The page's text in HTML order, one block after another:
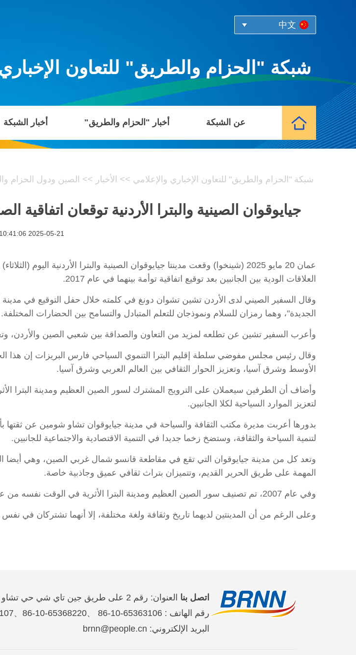
中文
شبكة "الحزام والطريق" للتعاون
عن الشبكة أخبار "الحزام والطريق" أخبار الشبكة
شبكة "الحزام والطريق" للتعاون الإخباري والإعلامي >> الأخبار >> الصين ودول الحزام
جيايوقوان الصينية والبترا الأردنية توقعان
2025-05-21 10:41:06
عمان 20 مايو 2025 (شينخوا) وقعت مدينتا جيايوقوان الصينية والبترا الأردنية
العلاقات الودية بين الجانبين بعد توقيع اتفاقية توأمة بينهما في عام 2017.
وقال السفير الصيني لدى الأردن تشين تشوان دونغ في كلمته خلال حفل التوقيع في مدينة
الجديدة"، وهما رمزان للسلام ونموذجان للتعلم المتبادل والتسامح بين الحضارات المختلفة.
وأعرب السفير تشين عن تطلعه لمزيد من التعاون والصداقة بين شعبي الصين والأردن،
وقال رئيس مجلس مفوضي سلطة إقليم البترا التنموي السياحي فارس البريزات إن هذا
الأوسط وشرق آسيا، وتعزيز الحوار الثقافي بين العالم العربي وشرق آسيا.
وأضاف أن الطرفين سيعملان على الترويج المشترك لسور الصين العظيم ومدينة البترا
لتعزيز الموارد السياحية لكلا الجانبين.
بدورها أعربت مديرة مكتب الثقافة والسياحة في مدينة جيايوقوان تشاو شومين عن
لتنمية السياحة والثقافة، وستضخ زخما جديدا في التنمية الاقتصادية والاجتماعية للجانبين.
وتعد كل من مدينة جيايوقوان التي تقع في مقاطعة قانسو شمال غربي الصين، وهي أيضا
المهمة على طريق الحرير القديم، وتتميزان بتراث ثقافي عميق وجاذبية خاصة.
وفي عام 2007، تم تصنيف سور الصين العظيم ومدينة البترا الأثرية في الوقت نفسه من عجائب الدنيا السبع الجديدة في العالم.
وعلى الرغم من أن المدينتين لديهما تاريخ وثقافة ولغة مختلفة، إلا أنهما تشتركان في نفس
اتصل بنا العنوان: رقم 2 على طريق جين تاي شي حي تشاو يانغ ببكين
رقم الهاتف : 65363106-10-86 、65368220-10-86、65363107-10-86
البريد الإلكتروني: brnn@people.cn